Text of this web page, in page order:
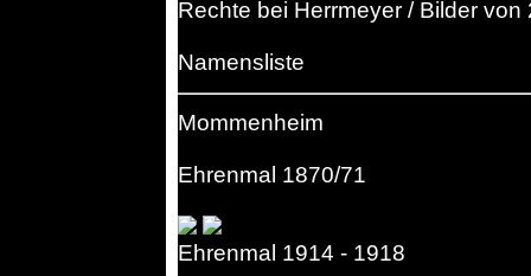
Rechte bei Herrmeyer / Bilder von
Namensliste
Mommenheim
Ehrenmal 1870/71
Ehrenmal 1914 - 1918